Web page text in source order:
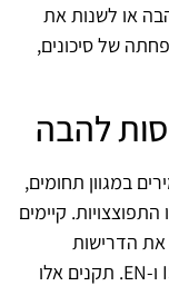
או לשנות את
של סיכונים,
להבה
במגוון תחומים,
קיימים
את הדרישות
הטכניות והבטיחותיות בתחום, כולל תקני ISO ו-EN. תקנים אלו